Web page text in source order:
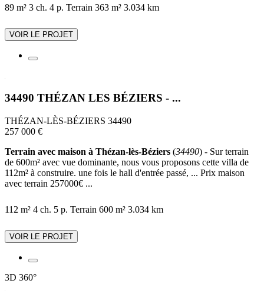
89 m² 3 ch. 4 p. Terrain 363 m² 3.034 km
VOIR LE PROJET
34490 THÉZAN LES BÉZIERS - ...
THÉZAN-LÈS-BÉZIERS 34490
257 000 €
Terrain avec maison à Thézan-lès-Béziers (34490) - Sur terrain
de 600m² avec vue dominante, nous vous proposons cette villa de
112m² à construire. une fois le hall d'entrée passé, ... Prix maison
avec terrain 257000€ ...
112 m² 4 ch. 5 p. Terrain 600 m² 3.034 km
VOIR LE PROJET
3D 360°